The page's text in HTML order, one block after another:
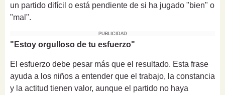
un partido difícil o está pendiente de si ha jugado "bien" o
"mal".
PUBLICIDAD
"Estoy orgulloso de tu esfuerzo"
El esfuerzo debe pesar más que el resultado. Esta frase
ayuda a los niños a entender que el trabajo, la constancia
y la actitud tienen valor, aunque el partido no haya